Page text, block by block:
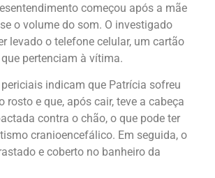
começou após a mãe
o volume do som. O investigado
levado o telefone celular, um cartão
pertenciam à vítima.
indicam que Patrícia sofreu
rosto e que, após cair, teve a cabeça
contra o chão, o que pode ter
cranioencefálico. Em seguida, o
e coberto no banheiro da